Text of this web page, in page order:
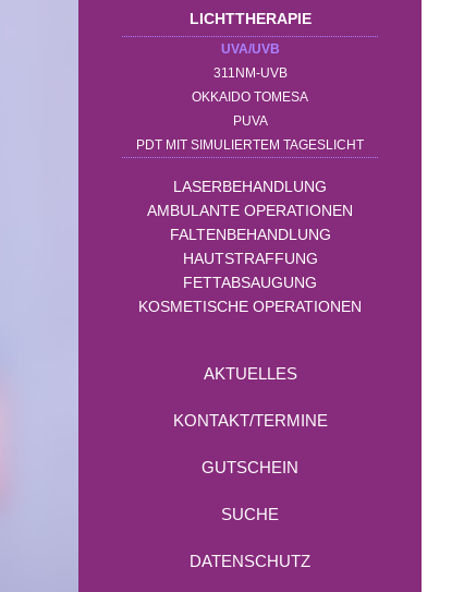
LICHTTHERAPIE
UVA/UVB
311NM-UVB
OKKAIDO TOMESA
PUVA
PDT MIT SIMULIERTEM TAGESLICHT
LASERBEHANDLUNG
AMBULANTE OPERATIONEN
FALTENBEHANDLUNG
HAUTSTRAFFUNG
FETTABSAUGUNG
KOSMETISCHE OPERATIONEN
AKTUELLES
KONTAKT/TERMINE
GUTSCHEIN
SUCHE
DATENSCHUTZ